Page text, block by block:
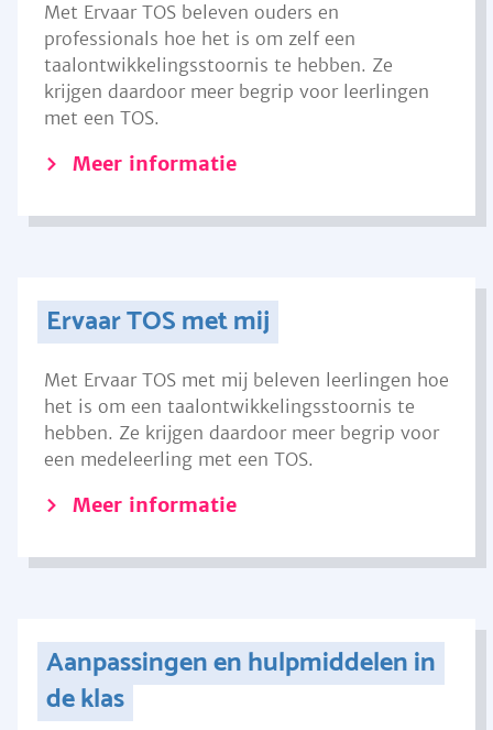
Met Ervaar TOS beleven ouders en
professionals hoe het is om zelf een
taalontwikkelingsstoornis te hebben. Ze
krijgen daardoor meer begrip voor leerlingen
met een TOS.
Meer informatie
Ervaar TOS met mij
Met Ervaar TOS met mij beleven leerlingen hoe
het is om een taalontwikkelingsstoornis te
hebben. Ze krijgen daardoor meer begrip voor
een medeleerling met een TOS.
Meer informatie
Aanpassingen en hulpmiddelen in
de klas